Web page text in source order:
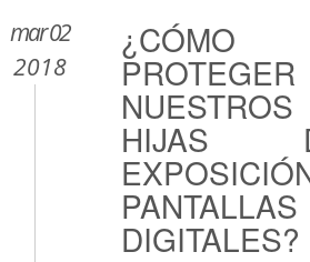
mar 02
2018
¿CÓMO
HIJAS
PANTALLAS
DIGITALES?